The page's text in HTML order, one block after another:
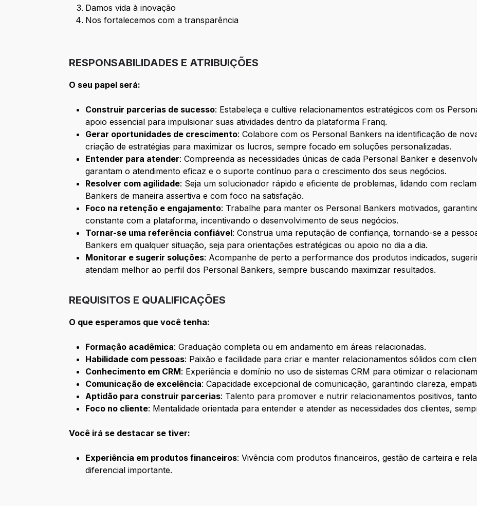
Damos vida à inovação
Nos fortalecemos com a transparência
RESPONSABILIDADES E ATRIBUIÇÕES
O seu papel será:
Construir parcerias de sucesso: Estabeleça e cultive relacionamentos estratégicos com os
apoio essencial para impulsionar suas atividades dentro da plataforma Franq.
Gerar oportunidades de crescimento: Colabore com os Personal Bankers na identificação de
criação de estratégias para maximizar os lucros, sempre focado em soluções personalizadas.
Entender para atender: Compreenda as necessidades únicas de cada Personal Banker e
garantam o atendimento eficaz e o suporte contínuo para o crescimento dos seus negócios.
Resolver com agilidade: Seja um solucionador rápido e eficiente de problemas, lidando com
Bankers de maneira assertiva e com foco na satisfação.
Foco na retenção e engajamento: Trabalhe para manter os Personal Bankers motivados,
constante com a plataforma, incentivando o desenvolvimento de seus negócios.
Tornar-se uma referência confiável: Construa uma reputação de confiança, tornando-se a
Bankers em qualquer situação, seja para orientações estratégicas ou apoio no dia a dia.
Monitorar e sugerir soluções: Acompanhe de perto a performance dos produtos indicados,
atendam melhor ao perfil dos Personal Bankers, sempre buscando maximizar resultados.
REQUISITOS E QUALIFICAÇÕES
O que esperamos que você tenha:
Formação acadêmica: Graduação completa ou em andamento em áreas relacionadas.
Habilidade com pessoas: Paixão e facilidade para criar e manter relacionamentos sólidos com
Conhecimento em CRM: Experiência e domínio no uso de sistemas CRM para otimizar o
Comunicação de excelência: Capacidade excepcional de comunicação, garantindo clareza,
Aptidão para construir parcerias: Talento para promover e nutrir relacionamentos positivos,
Foco no cliente: Mentalidade orientada para entender e atender as necessidades dos clientes,
Você irá se destacar se tiver:
Experiência em produtos financeiros: Vivência com produtos financeiros, gestão de carteira e
diferencial importante.